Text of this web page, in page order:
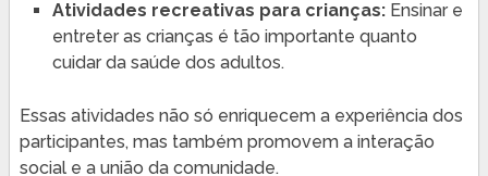
Atividades recreativas para crianças:Ensinar e
entreter as crianças é tão importante quanto
cuidar da saúde dos adultos.
Essas atividades não só enriquecem a experiência dos
participantes, mas também promovem a interação
social e a união da comunidade.